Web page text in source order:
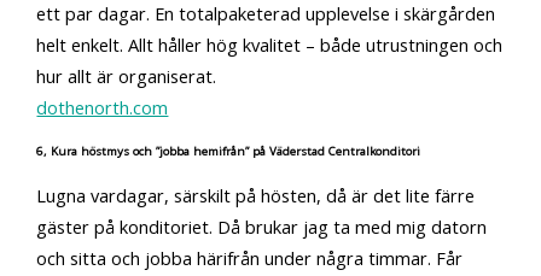
ett par dagar. En totalpaketerad upplevelse i skärgården
helt enkelt. Allt håller hög kvalitet – både utrustningen och
hur allt är organiserat.
dothenorth.com
6, Kura höstmys och ”jobba hemifrån” på Väderstad Centralkonditori
Lugna vardagar, särskilt på hösten, då är det lite färre
gäster på konditoriet. Då brukar jag ta med mig datorn
och sitta och jobba härifrån under några timmar. Får